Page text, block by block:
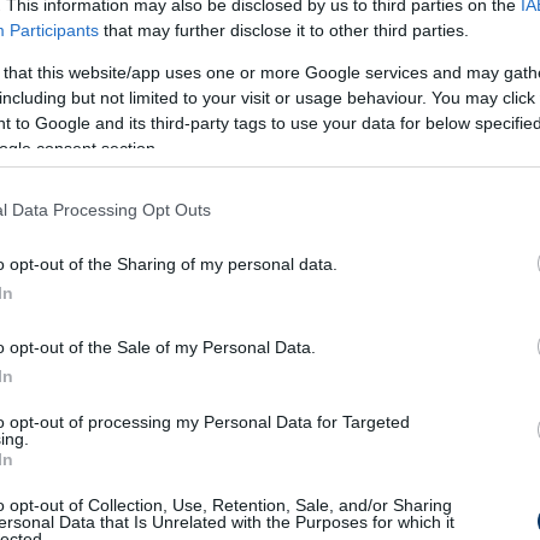
This information may also be disclosed by us to third parties on the
Participants that may further disclose it to other third parties.
that this website/app uses one or more Google services and may
but not limited to your visit or usage behaviour. You may
to Google and its third-party tags to use your data for below
consent section.
Data Processing Opt Outs
opt-out of the Sharing of my personal data.
opt-out of the Sale of my Personal Data.
opt-out of processing my Personal Data for Targeted
opt-out of Collection, Use, Retention, Sale, and/or Sharing
Data that Is Unrelated with the Purposes for which it
Jorrel Hato a célpontjuk. (Daily
is a Premier League-ben fog játszani,
a Brightonnal. A 39 éves, sokoldalú
a Sirályokhoz, de a tavaly augusztusban
az előző szezonban csak négyszer lépett
hiányzik az 1000. profi labdarúgó-